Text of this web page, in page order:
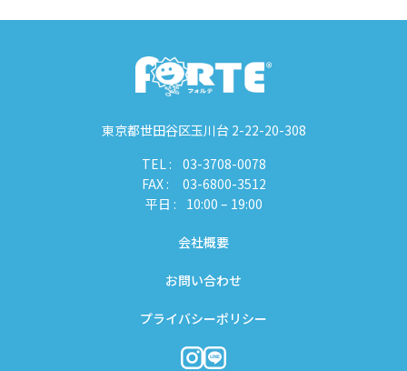
東京都世田谷区玉川台 2-22-20-308
TEL :
03-3708-0078
FAX :
03-6800-3512
平日 :
10:00 – 19:00
会社概要
お問い合わせ
プライバシーポリシー